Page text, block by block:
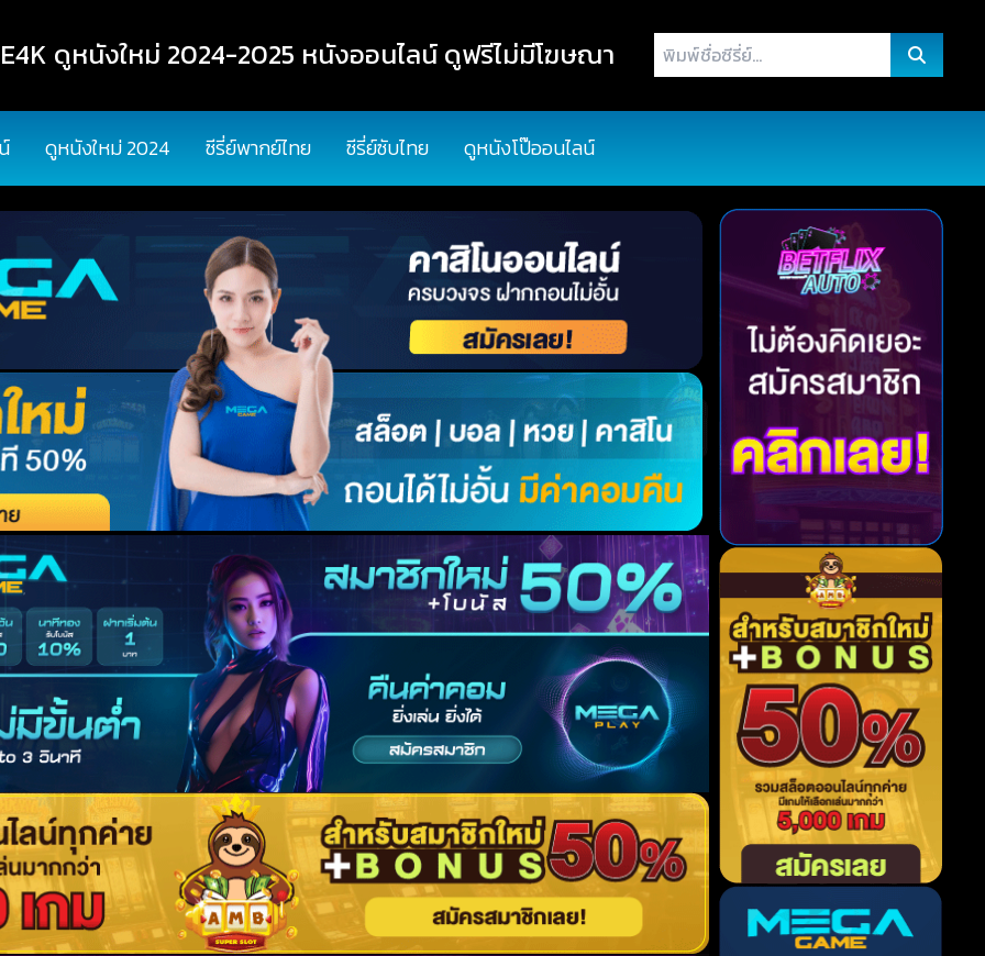
ดูหนังใหม่ 2024-2025 หนังออนไลน์ ดูฟรีไม่มีโฆษณา
พิมพ์
ชื่อ
ดูหนังใหม่ 2024 ซีรี่ย์พากย์ไทย ซีรี่ย์ซับไทย ดูหนังโป๊ออนไลน์